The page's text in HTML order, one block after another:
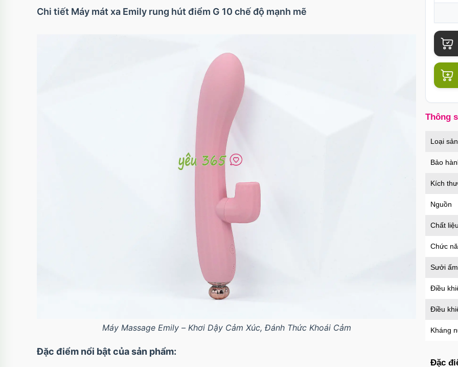
Mã
Bao
Mã
Củ
an
Thông
Loại
Bảo
Kích
Nguồn
Chất liệu
Chức
Sưởi ấm
Điều
Điều
Kháng
Đặc
Chi tiết Máy mát xa Emily rung hút điểm G 10 chế độ mạnh mẽ
Máy Massage Emily – Khơi Dậy Cảm Xúc, Đánh Thức Khoái Cảm
Đặc điểm nổi bật của sản phẩm: